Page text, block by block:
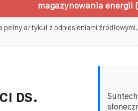
magazynowania energii
pełny artykuł z odniesieniami
DS.